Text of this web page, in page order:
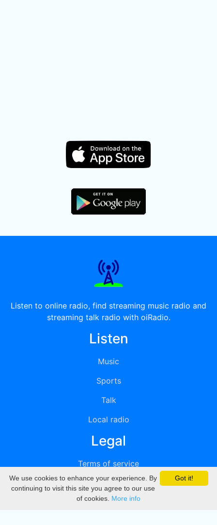
Listen to online radio, find streaming music radio and
streaming talk radio with oiRadio.
Listen
Music
Sports
Talk
Local radio
Legal
Terms of service
Privacy
DMCA
Got it!
We use cookies to enhance your experience. By
continuing to visit this site you agree to our use
of cookies. More info